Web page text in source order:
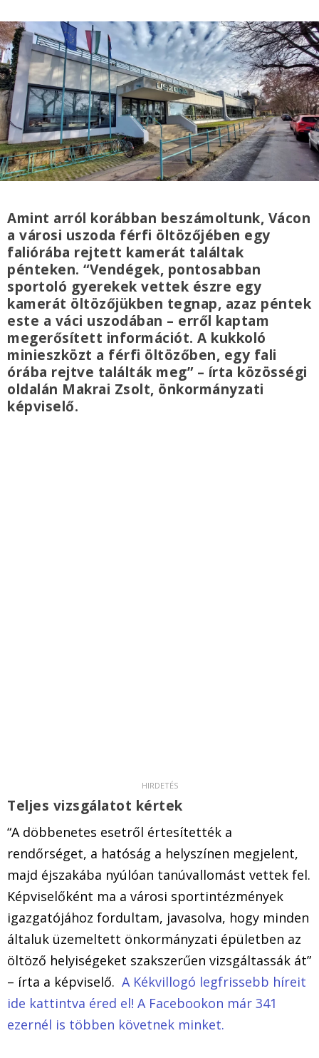
Amint arról korábban beszámoltunk, Vácon
a városi uszoda férfi öltözőjében egy
faliórába rejtett kamerát találtak
pénteken. “Vendégek, pontosabban
sportoló gyerekek vettek észre egy
kamerát öltözőjükben tegnap, azaz péntek
este a váci uszodában – erről kaptam
megerősített információt. A kukkoló
minieszközt a férfi öltözőben, egy fali
órába rejtve találták meg” – írta közösségi
oldalán Makrai Zsolt, önkormányzati
képviselő.
Teljes vizsgálatot kértek
“A döbbenetes esetről értesítették a
rendőrséget, a hatóság a helyszínen megjelent,
majd éjszakába nyúlóan tanúvallomást vettek fel.
Képviselőként ma a városi sportintézmények
igazgatójához fordultam, javasolva, hogy minden
általuk üzemeltett önkormányzati épületben az
öltöző helyiségeket szakszerűen vizsgáltassák át”
– írta a képviselő. A Kékvillogó legfrissebb híreit
ide kattintva éred el! A Facebookon már 341
ezernél is többen követnek minket.